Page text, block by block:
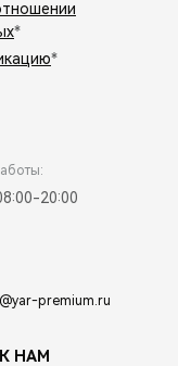
*
*
20:00
premium.ru
НАМ